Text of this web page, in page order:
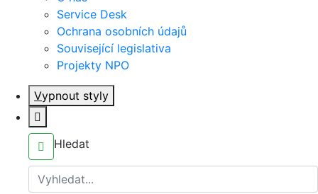
Service Desk
Ochrana osobních údajů
Související legislativa
Projekty NPO
Vypnout styly
Hledat